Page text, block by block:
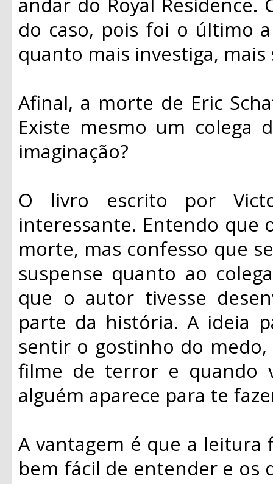
do caso, pois foi o último
quanto mais investiga,
Afinal, a morte de Eric
Existe mesmo um
imaginação?
O livro escrito por
interessante. Entendo que
morte, mas confesso que
suspense quanto ao
que o autor tivesse
parte da história. A ideia
sentir o gostinho do
filme de terror e quando
alguém aparece para te
A vantagem é que a
bem fácil de entender e os